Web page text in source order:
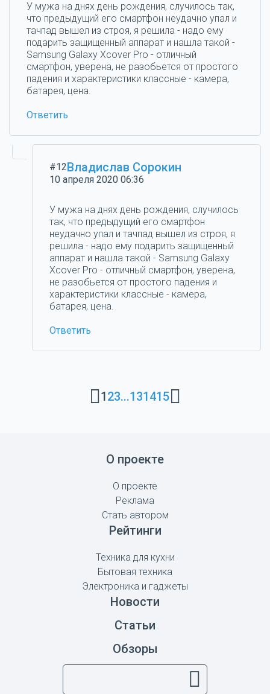
У мужа на днях день рождения, случилось так,
что предыдущий его смартфон неудачно упал и
тачпад вышел из строя, я решила - надо ему
подарить защищенный аппарат и нашла такой -
Samsung Galaxy Xcover Pro - отличный
смартфон, уверена, не разобьется от простого
падения и характеристики классные - камера,
батарея, цена.
Ответить
#12Владислав Сорокин
10 апреля 2020 06:36
У мужа на днях день рождения, случилось
так, что предыдущий его смартфон
неудачно упал и тачпад вышел из строя, я
решила - надо ему подарить защищенный
аппарат и нашла такой - Samsung Galaxy
Xcover Pro - отличный смартфон, уверена,
не разобьется от простого падения и
характеристики классные - камера,
батарея, цена.
Ответить
123...131415
О проекте
О проекте
Реклама
Стать автором
Рейтинги
Техника для кухни
Бытовая техника
Электроника и гаджеты
Новости
Статьи
Обзоры